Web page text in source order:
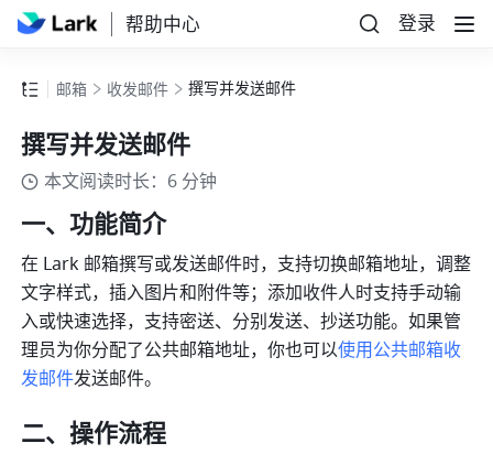
帮助中心 登录
邮箱 收发邮件 撰写并发送邮件
撰写并发送邮件
本文阅读时长：6 分钟
一、功能简介
在 Lark 邮箱撰写或发送邮件时，支持切换邮箱地址，调整
文字样式，插入图片和附件等；添加收件人时支持手动输
入或快速选择，支持密送、分别发送、抄送功能。如果管
理员为你分配了公共邮箱地址，你也可以使用公共邮箱收
发邮件发送邮件。
二、操作流程